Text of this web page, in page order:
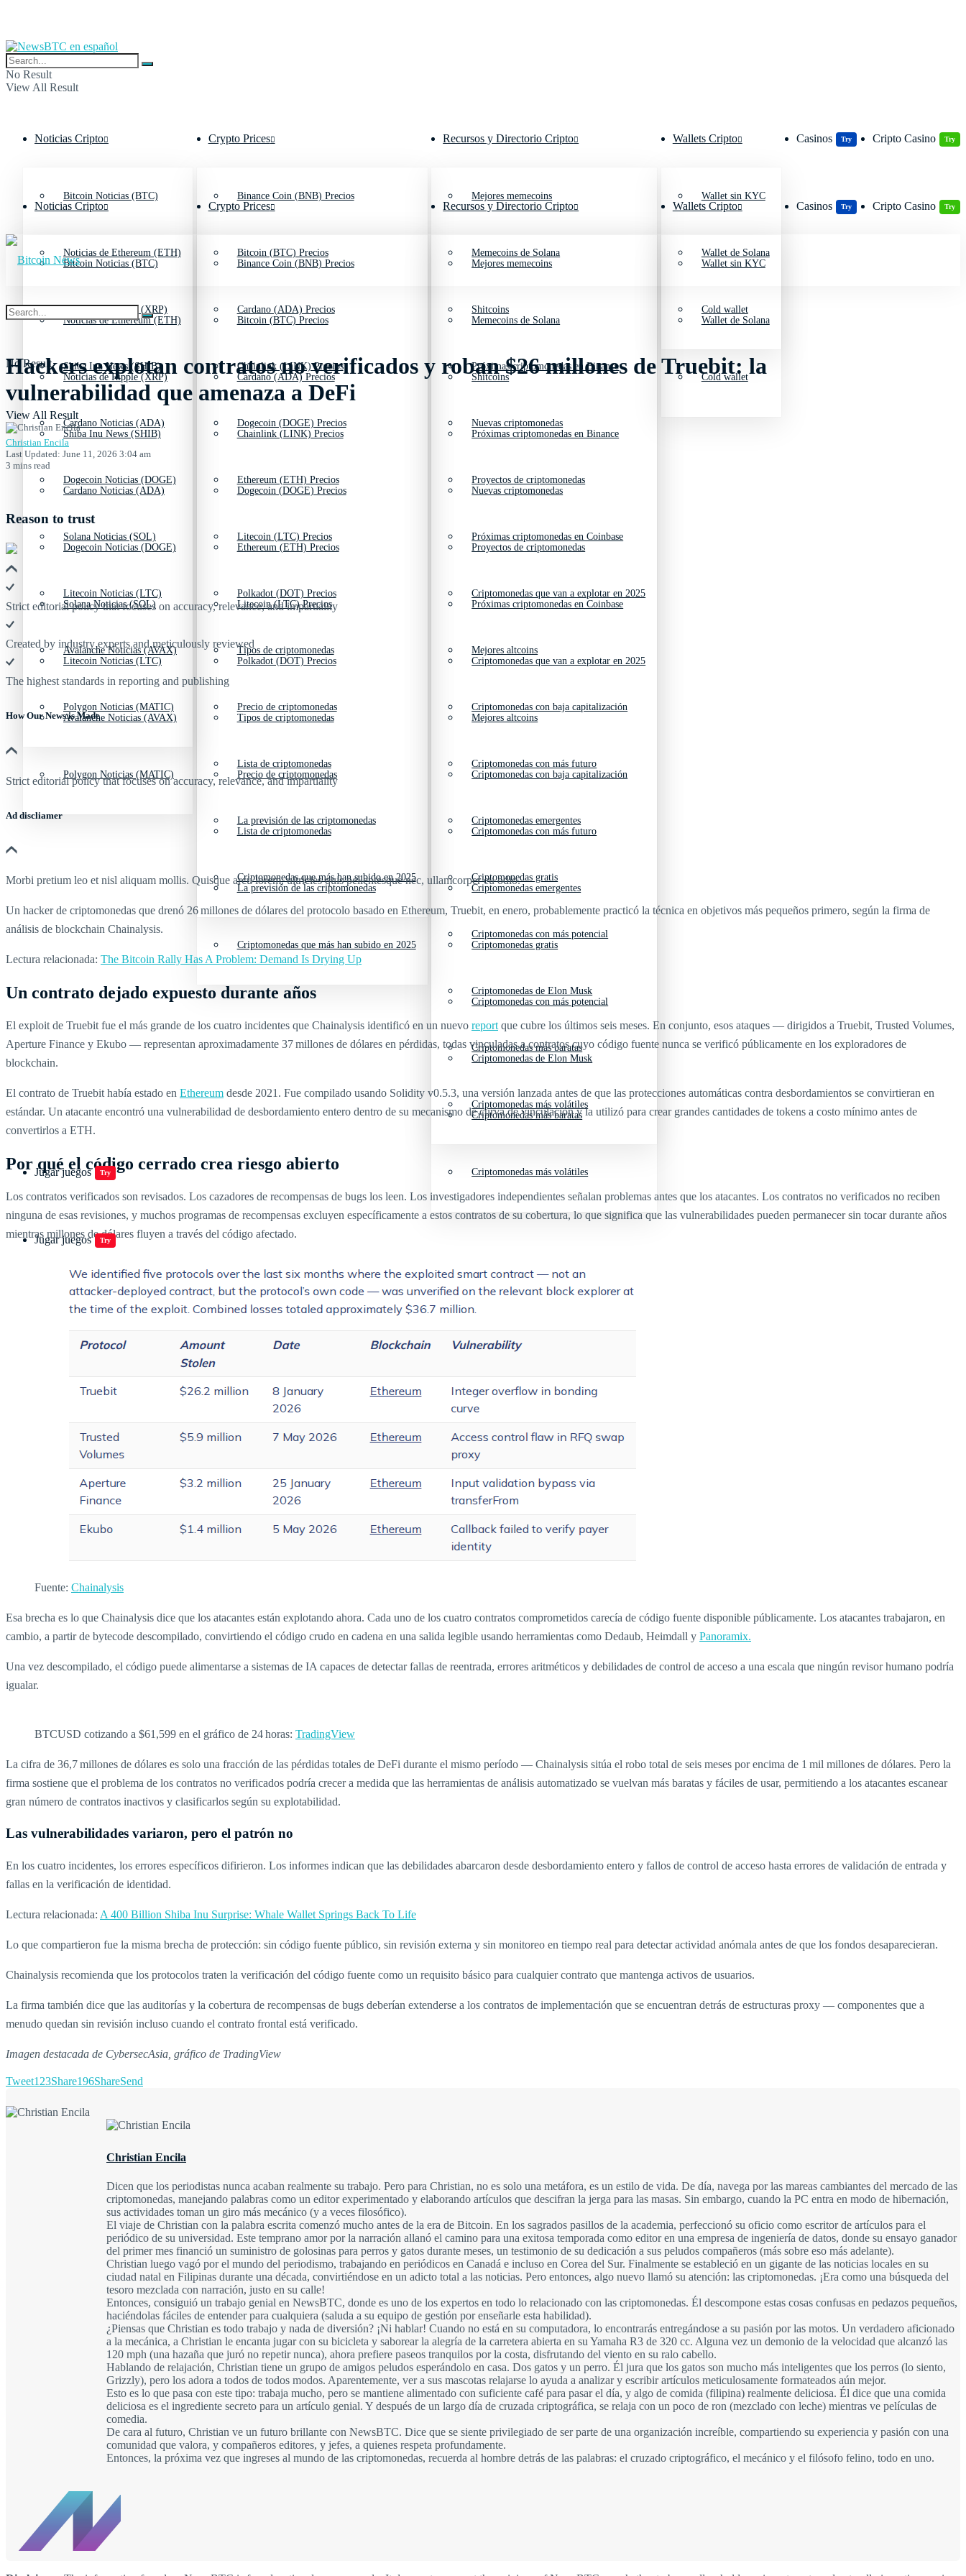
No Result
View All Result
Noticias Cripto
Bitcoin Noticias (BTC)
Noticias de Ethereum (ETH)
Noticias de Ripple (XRP)
Shiba Inu News (SHIB)
Cardano Noticias (ADA)
Dogecoin Noticias (DOGE)
Solana Noticias (SOL)
Litecoin Noticias (LTC)
Avalanche Noticias (AVAX)
Polygon Noticias (MATIC)
Crypto Prices
Binance Coin (BNB) Precios
Bitcoin (BTC) Precios
Cardano (ADA) Precios
Chainlink (LINK) Precios
Dogecoin (DOGE) Precios
Ethereum (ETH) Precios
Litecoin (LTC) Precios
Polkadot (DOT) Precios
Tipos de criptomonedas
Precio de criptomonedas
Lista de criptomonedas
La previsión de las criptomonedas
Criptomonedas que más han subido en 2025
Recursos y Directorio Cripto
Mejores memecoins
Memecoins de Solana
Shitcoins
Próximas criptomonedas en Binance
Nuevas criptomonedas
Proyectos de criptomonedas
Próximas criptomonedas en Coinbase
Criptomonedas que van a explotar en 2025
Mejores altcoins
Criptomonedas con baja capitalización
Criptomonedas con más futuro
Criptomonedas emergentes
Criptomonedas gratis
Criptomonedas con más potencial
Criptomonedas de Elon Musk
Criptomonedas más baratas
Criptomonedas más volátiles
Wallets Cripto
Wallet sin KYC
Wallet de Solana
Cold wallet
Casinos Try Cripto Casino Try
Jugar juegos Try
Noticias Cripto
Bitcoin Noticias (BTC)
Noticias de Ethereum (ETH)
Noticias de Ripple (XRP)
Shiba Inu News (SHIB)
Cardano Noticias (ADA)
Dogecoin Noticias (DOGE)
Solana Noticias (SOL)
Litecoin Noticias (LTC)
Avalanche Noticias (AVAX)
Polygon Noticias (MATIC)
Crypto Prices
Binance Coin (BNB) Precios
Bitcoin (BTC) Precios
Cardano (ADA) Precios
Chainlink (LINK) Precios
Dogecoin (DOGE) Precios
Ethereum (ETH) Precios
Litecoin (LTC) Precios
Polkadot (DOT) Precios
Tipos de criptomonedas
Precio de criptomonedas
Lista de criptomonedas
La previsión de las criptomonedas
Criptomonedas que más han subido en 2025
Recursos y Directorio Cripto
Mejores memecoins
Memecoins de Solana
Shitcoins
Próximas criptomonedas en Binance
Nuevas criptomonedas
Proyectos de criptomonedas
Próximas criptomonedas en Coinbase
Criptomonedas que van a explotar en 2025
Mejores altcoins
Criptomonedas con baja capitalización
Criptomonedas con más futuro
Criptomonedas emergentes
Criptomonedas gratis
Criptomonedas con más potencial
Criptomonedas de Elon Musk
Criptomonedas más baratas
Criptomonedas más volátiles
Wallets Cripto
Wallet sin KYC
Wallet de Solana
Cold wallet
Casinos Try Cripto Casino Try
Jugar juegos Try
No Result
View All Result
Hackers explotan contratos no verificados y roban $26 millones de Truebit: la
vulnerabilidad que amenaza a DeFi
Christian Encila
Last Updated: June 11, 2026 3:04 am
3 mins read
Reason to trust
Strict editorial policy that focuses on accuracy, relevance, and impartiality
Created by industry experts and meticulously reviewed
The highest standards in reporting and publishing
How Our News is Made
Strict editorial policy that focuses on accuracy, relevance, and impartiality
Ad discliamer
Morbi pretium leo et nisl aliquam mollis. Quisque arcu lorem, ultricies quis pellentesque nec, ullamcorper eu odio.
Un hacker de criptomonedas que drenó 26 millones de dólares del protocolo basado en Ethereum, Truebit, en enero, probablemente practicó la técnica en objetivos más pequeños primero, según la firma de
análisis de blockchain Chainalysis.
Lectura relacionada: The Bitcoin Rally Has A Problem: Demand Is Drying Up
Un contrato dejado expuesto durante años
El exploit de Truebit fue el más grande de los cuatro incidentes que Chainalysis identificó en un nuevo report que cubre los últimos seis meses. En conjunto, esos ataques — dirigidos a Truebit, Trusted Volumes,
Aperture Finance y Ekubo — representan aproximadamente 37 millones de dólares en pérdidas, todas vinculadas a contratos cuyo código fuente nunca se verificó públicamente en los exploradores de
blockchain.
El contrato de Truebit había estado en Ethereum desde 2021. Fue compilado usando Solidity v0.5.3, una versión lanzada antes de que las protecciones automáticas contra desbordamientos se convirtieran en
estándar. Un atacante encontró una vulnerabilidad de desbordamiento entero dentro de su mecanismo de curva de vinculación y la utilizó para crear grandes cantidades de tokens a costo mínimo antes de
convertirlos a ETH.
Por qué el código cerrado crea riesgo abierto
Los contratos verificados son revisados. Los cazadores de recompensas de bugs los leen. Los investigadores independientes señalan problemas antes que los atacantes. Los contratos no verificados no reciben
ninguna de esas revisiones, y muchos programas de recompensas excluyen específicamente a estos contratos de su cobertura, lo que significa que las vulnerabilidades pueden permanecer sin tocar durante años
mientras millones de dólares fluyen a través del código afectado.
Fuente: Chainalysis
Esa brecha es lo que Chainalysis dice que los atacantes están explotando ahora. Cada uno de los cuatro contratos comprometidos carecía de código fuente disponible públicamente. Los atacantes trabajaron, en
cambio, a partir de bytecode descompilado, convirtiendo el código crudo en cadena en una salida legible usando herramientas como Dedaub, Heimdall y Panoramix.
Una vez descompilado, el código puede alimentarse a sistemas de IA capaces de detectar fallas de reentrada, errores aritméticos y debilidades de control de acceso a una escala que ningún revisor humano podría
igualar.
BTCUSD cotizando a $61,599 en el gráfico de 24 horas: TradingView
La cifra de 36,7 millones de dólares es solo una fracción de las pérdidas totales de DeFi durante el mismo período — Chainalysis sitúa el robo total de seis meses por encima de 1 mil millones de dólares. Pero la
firma sostiene que el problema de los contratos no verificados podría crecer a medida que las herramientas de análisis automatizado se vuelvan más baratas y fáciles de usar, permitiendo a los atacantes escanear
gran número de contratos inactivos y clasificarlos según su explotabilidad.
Las vulnerabilidades variaron, pero el patrón no
En los cuatro incidentes, los errores específicos difirieron. Los informes indican que las debilidades abarcaron desde desbordamiento entero y fallos de control de acceso hasta errores de validación de entrada y
fallas en la verificación de identidad.
Lectura relacionada: A 400 Billion Shiba Inu Surprise: Whale Wallet Springs Back To Life
Lo que compartieron fue la misma brecha de protección: sin código fuente público, sin revisión externa y sin monitoreo en tiempo real para detectar actividad anómala antes de que los fondos desaparecieran.
Chainalysis recomienda que los protocolos traten la verificación del código fuente como un requisito básico para cualquier contrato que mantenga activos de usuarios.
La firma también dice que las auditorías y la cobertura de recompensas de bugs deberían extenderse a los contratos de implementación que se encuentran detrás de estructuras proxy — componentes que a
menudo quedan sin revisión incluso cuando el contrato frontal está verificado.
Imagen destacada de CybersecAsia, gráfico de TradingView
Tweet123Share196ShareSend
Christian Encila
Dicen que los periodistas nunca acaban realmente su trabajo. Pero para Christian, no es solo una metáfora, es un estilo de vida. De día, navega por las mareas cambiantes del mercado de las
criptomonedas, manejando palabras como un editor experimentado y elaborando artículos que descifran la jerga para las masas. Sin embargo, cuando la PC entra en modo de hibernación,
sus actividades toman un giro más mecánico (y a veces filosófico).
El viaje de Christian con la palabra escrita comenzó mucho antes de la era de Bitcoin. En los sagrados pasillos de la academia, perfeccionó su oficio como escritor de artículos para el
periódico de su universidad. Este temprano amor por la narración allanó el camino para una exitosa temporada como editor en una empresa de ingeniería de datos, donde su ensayo ganador
del primer mes financió un suministro de golosinas para perros y gatos durante meses, un testimonio de su dedicación a sus peludos compañeros (más sobre eso más adelante).
Christian luego vagó por el mundo del periodismo, trabajando en periódicos en Canadá e incluso en Corea del Sur. Finalmente se estableció en un gigante de las noticias locales en su
ciudad natal en Filipinas durante una década, convirtiéndose en un adicto total a las noticias. Pero entonces, algo nuevo llamó su atención: las criptomonedas. ¡Era como una búsqueda del
tesoro mezclada con narración, justo en su calle!
Entonces, consiguió un trabajo genial en NewsBTC, donde es uno de los expertos en todo lo relacionado con las criptomonedas. Él descompone estas cosas confusas en pedazos pequeños,
haciéndolas fáciles de entender para cualquiera (saluda a su equipo de gestión por enseñarle esta habilidad).
¿Piensas que Christian es todo trabajo y nada de diversión? ¡Ni hablar! Cuando no está en su computadora, lo encontrarás entregándose a su pasión por las motos. Un verdadero aficionado
a la mecánica, a Christian le encanta jugar con su bicicleta y saborear la alegría de la carretera abierta en su Yamaha R3 de 320 cc. Alguna vez un demonio de la velocidad que alcanzó las
120 mph (una hazaña que juró no repetir nunca), ahora prefiere paseos tranquilos por la costa, disfrutando del viento en su ralo cabello.
Hablando de relajación, Christian tiene un grupo de amigos peludos esperándolo en casa. Dos gatos y un perro. Él jura que los gatos son mucho más inteligentes que los perros (lo siento,
Grizzly), pero los adora a todos de todos modos. Aparentemente, ver a sus mascotas relajarse lo ayuda a analizar y escribir artículos meticulosamente formateados aún mejor.
Esto es lo que pasa con este tipo: trabaja mucho, pero se mantiene alimentado con suficiente café para pasar el día, y algo de comida (filipina) realmente deliciosa. Él dice que una comida
deliciosa es el ingrediente secreto para un artículo genial. Y después de un largo día de cruzada criptográfica, se relaja con un poco de ron (mezclado con leche) mientras ve películas de
comedia.
De cara al futuro, Christian ve un futuro brillante con NewsBTC. Dice que se siente privilegiado de ser parte de una organización increíble, compartiendo su experiencia y pasión con una
comunidad que valora, y compañeros editores, y jefes, a quienes respeta profundamente.
Entonces, la próxima vez que ingreses al mundo de las criptomonedas, recuerda al hombre detrás de las palabras: el cruzado criptográfico, el mecánico y el filósofo felino, todo en uno.